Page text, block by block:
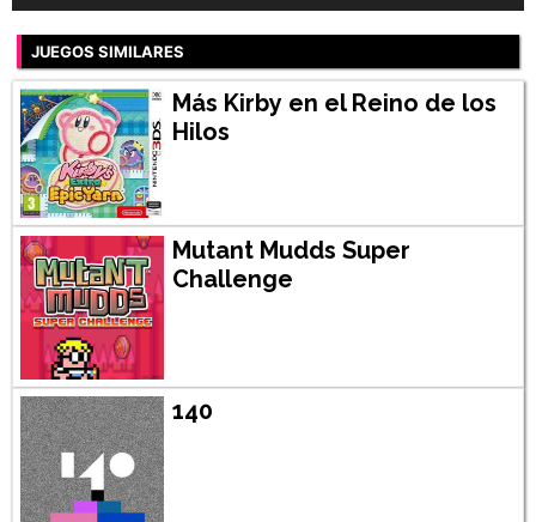
JUEGOS SIMILARES
Más Kirby en el Reino de los
Hilos
Mutant Mudds Super
Challenge
140